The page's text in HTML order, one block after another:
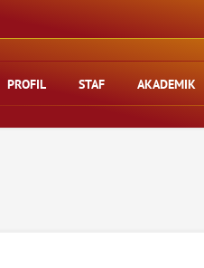
PROFIL STAF AKADEMIK